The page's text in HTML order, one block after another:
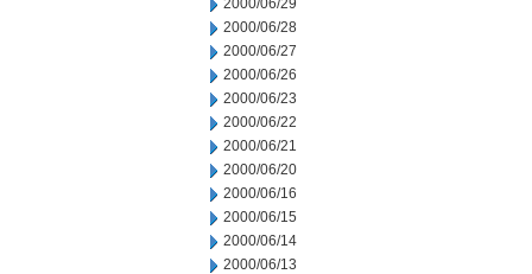
2000/06/29
2000/06/28
2000/06/27
2000/06/26
2000/06/23
2000/06/22
2000/06/21
2000/06/20
2000/06/16
2000/06/15
2000/06/14
2000/06/13